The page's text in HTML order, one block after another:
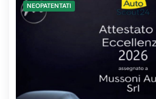
NEOPATENTATI